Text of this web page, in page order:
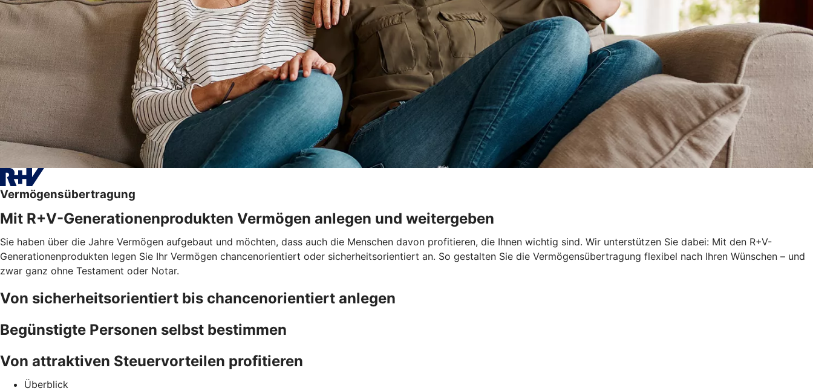
Vermögensübertragung
Mit R+V-Generationenprodukten Vermögen anlegen und weitergeben
Sie haben über die Jahre Vermögen aufgebaut und möchten, dass auch die Menschen davon profitieren, die Ihnen wichtig sind. Wir unterstützen Sie dabei: Mit den R+V-
Generationenprodukten legen Sie Ihr Vermögen chancenorientiert oder sicherheitsorientiert an. So gestalten Sie die Vermögensübertragung flexibel nach Ihren Wünschen – und
zwar ganz ohne Testament oder Notar.
Von sicherheitsorientiert bis chancenorientiert anlegen
Begünstigte Personen selbst bestimmen
Von attraktiven Steuervorteilen profitieren
Überblick